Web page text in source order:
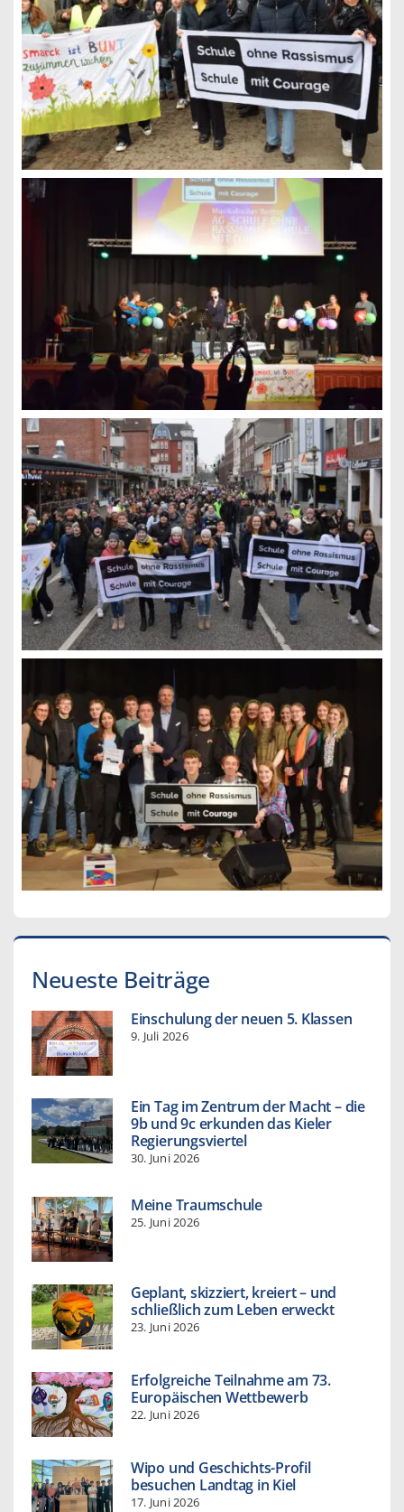
Neueste Beiträge
Einschulung der neuen 5. Klassen
9. Juli 2026
Ein Tag im Zentrum der Macht – die
9b und 9c erkunden das Kieler
Regierungsviertel
30. Juni 2026
Meine Traumschule
25. Juni 2026
Geplant, skizziert, kreiert – und
schließlich zum Leben erweckt
23. Juni 2026
Erfolgreiche Teilnahme am 73.
Europäischen Wettbewerb
22. Juni 2026
Wipo und Geschichts-Profil
besuchen Landtag in Kiel
17. Juni 2026